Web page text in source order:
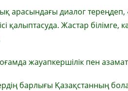
арасындағы диалог
қалыптасуда. Жастар
жауапкершілік пен
барлығы Қазақстанның